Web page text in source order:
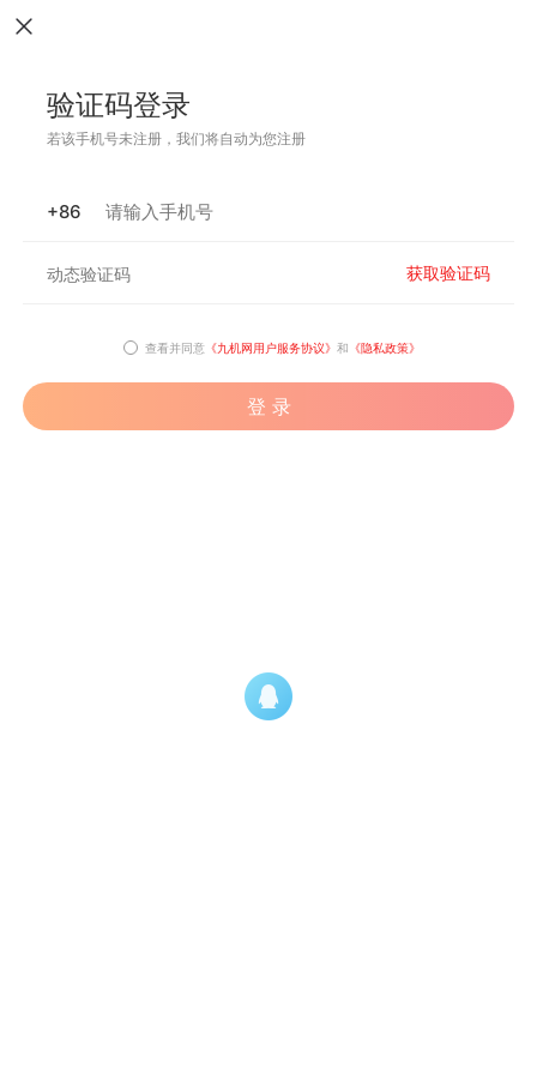
验证码登录
若该手机号未注册，我们将自动为您注册
+86
获取验证码
查看并同意 《九机网用户服务协议》 和 《隐私政策》
登 录